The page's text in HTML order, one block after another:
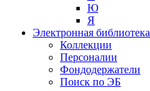
Ю
Я
Электронная библиотека
Коллекции
Персоналии
Фондодержатели
Поиск по ЭБ